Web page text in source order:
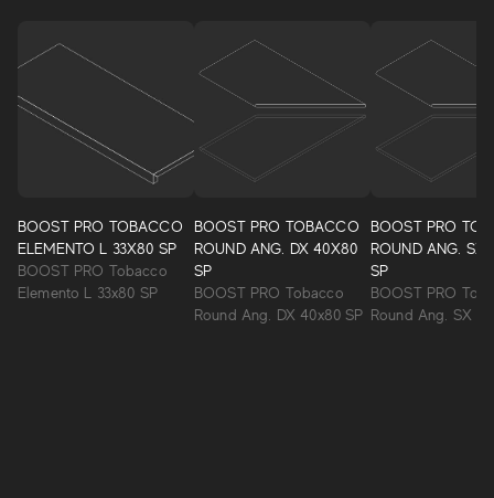
BOOST PRO TOBACCO
ELEMENTO L 33X80 SP
BOOST PRO Tobacco
Elemento L 33x80 SP
BOOST PRO TOBACCO
ROUND ANG. DX 40X80
SP
BOOST PRO Tobacco
Round Ang. DX 40x80 SP
BOOST PRO
ROUND ANG. SX
SP
BOOST PRO
Round Ang. SX
Ciepłe odcienie dla niesamowitego wyglądu betonu.
Boost Pro zwiększa potencjał ekspresji w projektowaniu
wnętrz i przestrzeni zewnętrznych. Przykurzone akcenty
kolorystyczne ściany umożliwiają tworzenie kreatywnych
kombinacji o silnej osobowości.